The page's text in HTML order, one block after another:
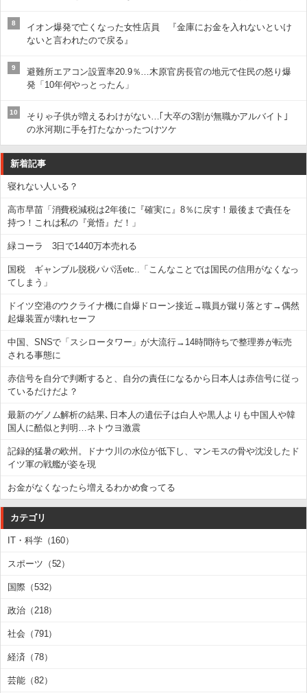
8
イオン爆発で亡くなった女性店員 『金庫にお金を入れないといけ
ないと言われたので戻る』
9
避難所エアコン設置率20.9％…木原官房長官の地元で住民の怒り爆
発「10年何やっとったん」
10
そりゃ子供が増えるわけがない…｢大卒の3割が無職かアルバイト｣
の氷河期に手を打たなかったつけツケ
新着記事
寝れない人いる？
高市早苗「消費税減税は2年後に『確実に』8％に戻す！最後まで責任を
持つ！これは私の『覚悟』だ！」
緑コーラ 3日で1440万本売れる
国税 ギャンブル脱税パパ活etc..「こんなことでは国民の信用がなくなっ
てしまう」
ドイツ空港のウクライナ機に自爆ドローン接近→職員が蹴り落とす→偶然
起爆装置が壊れセーフ
中国、SNSで「スシロータワー」が大流行→14時間待ちで整理券が転売
される事態に
赤信号を自分で判断すると、自分の責任になるから日本人は赤信号に従っ
ているだけだよ？
最新のゲノム解析の結果､日本人の遺伝子は白人や黒人よりも中国人や韓
国人に酷似と判明…ネトウヨ激震
記録的猛暑の欧州。ドナウ川の水位が低下し、マンモスの骨や沈没したド
イツ軍の戦艦が姿を現
お金がなくなったら増えるわかめ食ってる
カテゴリ
IT・科学（160）
スポーツ（52）
国際（532）
政治（218）
社会（791）
経済（78）
芸能（82）